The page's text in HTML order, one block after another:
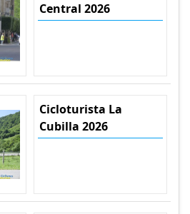
Central 2026
Cicloturista La
Cubilla 2026